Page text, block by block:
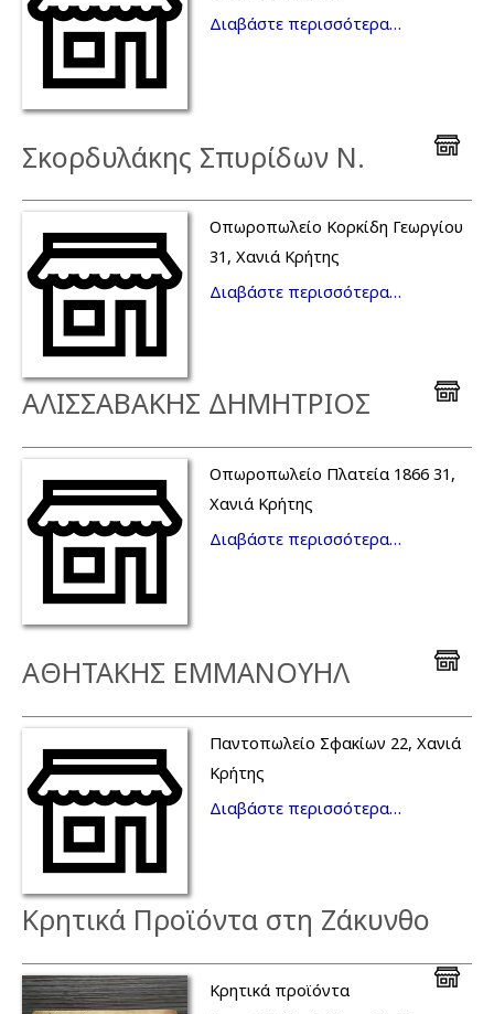
Διαβάστε περισσότερα…
Σκορδυλάκης Σπυρίδων Ν.
Οπωροπωλείο Κορκίδη Γεωργίου
31, Χανιά Κρήτης
Διαβάστε περισσότερα…
ΑΛΙΣΣΑΒΑΚΗΣ ΔΗΜΗΤΡΙΟΣ
Οπωροπωλείο Πλατεία 1866 31,
Χανιά Κρήτης
Διαβάστε περισσότερα…
ΑΘΗΤΑΚΗΣ ΕΜΜΑΝΟΥΗΛ
Παντοπωλείο Σφακίων 22, Χανιά
Κρήτης
Διαβάστε περισσότερα…
Κρητικά Προϊόντα στη Ζάκυνθο
Κρητικά προϊόντα